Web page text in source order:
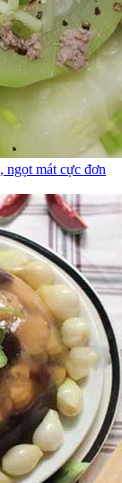
ngọt mát cực đơn